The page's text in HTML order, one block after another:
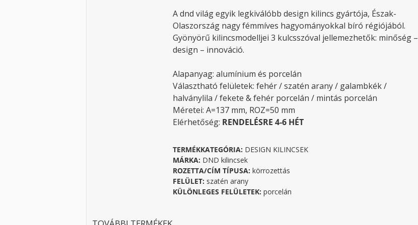
A dnd világ egyik legkiválóbb design kilincs gyártója, Észak-
Olaszország nagy fémmíves hagyományokkal bíró régiójából.
Gyönyörű kilincsmodelljei 3 kulcsszóval jellemezhetők: minőség –
design – innováció.
Alapanyag: alumínium és porcelán
Választható felületek: fehér / szatén arany / galambkék /
halványlila / fekete & fehér porcelán / mintás porcelán
Méretei: A=137 mm, ROZ=50 mm
Elérhetőség: RENDELÉSRE 4-6 HÉT
TERMÉKKATEGÓRIA: DESIGN KILINCSEK
MÁRKA: DND kilincsek
ROZETTA/CÍM TÍPUSA: körrozettás
FELÜLET: szatén arany
KÜLÖNLEGES FELÜLETEK: porcelán